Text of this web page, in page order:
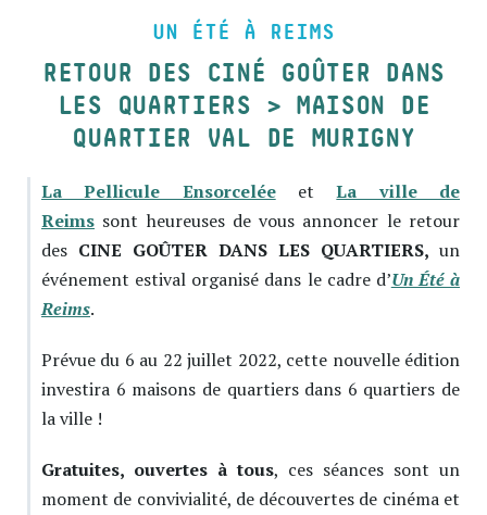
UN ÉTÉ À REIMS
RETOUR DES CINÉ GOÛTER DANS
LES QUARTIERS > MAISON DE
QUARTIER VAL DE MURIGNY
La Pellicule Ensorcelée etLa ville de
Reims sont heureuses de vous annoncer le retour
des CINE GOÛTER DANS LES QUARTIERS, un
événement estival organisé dans le cadre d’Un Été à
Reims.
Prévue du 6 au 22 juillet 2022, cette nouvelle édition
investira 6 maisons de quartiers dans 6 quartiers de
la ville !
Gratuites, ouvertes à tous, ces séances sont un
moment de convivialité, de découvertes de cinéma et